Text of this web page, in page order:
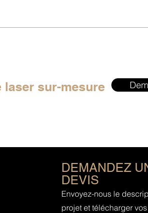
laser sur-mesure
DEMANDEZ
DEVIS
Envoyez-nous le
projet et télécharger